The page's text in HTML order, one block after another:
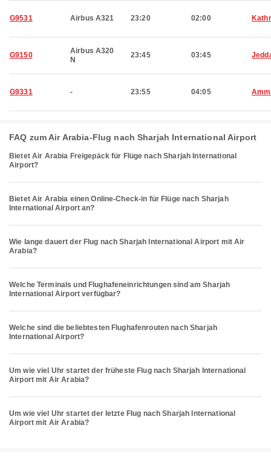
G9531 Airbus A321 23:20 02:00
G9150
Airbus A320
N
23:45 03:45
G9331 - 23:55 04:05
FAQ zum Air Arabia-Flug nach Sharjah International Airport
Bietet Air Arabia Freigepäck für Flüge nach Sharjah International
Airport?
Bietet Air Arabia einen Online-Check-in für Flüge nach Sharjah
International Airport an?
Wie lange dauert der Flug nach Sharjah International Airport mit Air
Arabia?
Welche Terminals und Flughafeneinrichtungen sind am Sharjah
International Airport verfügbar?
Welche sind die beliebtesten Flughafenrouten nach Sharjah
International Airport?
Um wie viel Uhr startet der früheste Flug nach Sharjah International
Airport mit Air Arabia?
Um wie viel Uhr startet der letzte Flug nach Sharjah International
Airport mit Air Arabia?